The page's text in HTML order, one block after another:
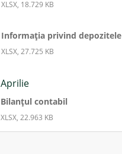
XLSX, 18.729 KB
Informaţia privind depozitele
XLSX, 27.725 KB
Aprilie
Bilanțul contabil
XLSX, 22.963 KB